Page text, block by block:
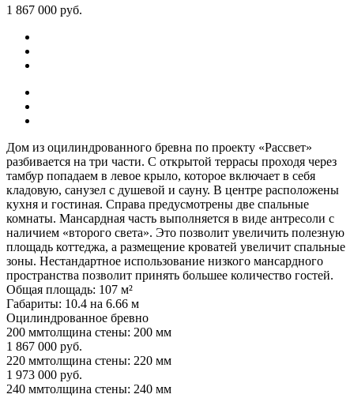
1 867 000 руб.
Дом из оцилиндрованного бревна по проекту «Рассвет»
разбивается на три части. С открытой террасы проходя через
тамбур попадаем в левое крыло, которое включает в себя
кладовую, санузел с душевой и сауну. В центре расположены
кухня и гостиная. Справа предусмотрены две спальные
комнаты. Мансардная часть выполняется в виде антресоли с
наличием «второго света». Это позволит увеличить полезную
площадь коттеджа, а размещение кроватей увеличит спальные
зоны. Нестандартное использование низкого мансардного
пространства позволит принять большее количество гостей.
Общая площадь: 107 м²
Габариты: 10.4 на 6.66 м
Оцилиндрованное бревно
200 ммтолщина стены: 200 мм
1 867 000 руб.
220 ммтолщина стены: 220 мм
1 973 000 руб.
240 ммтолщина стены: 240 мм